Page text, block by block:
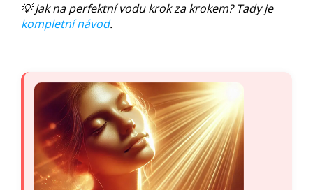
💡 Jak na perfektní vodu krok za krokem? Tady je
kompletní návod.